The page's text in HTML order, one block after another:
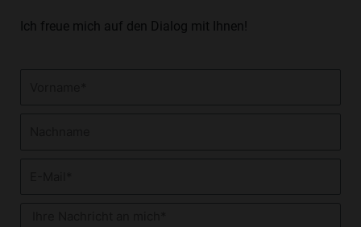
Ich freue mich auf den Dialog mit Ihnen!